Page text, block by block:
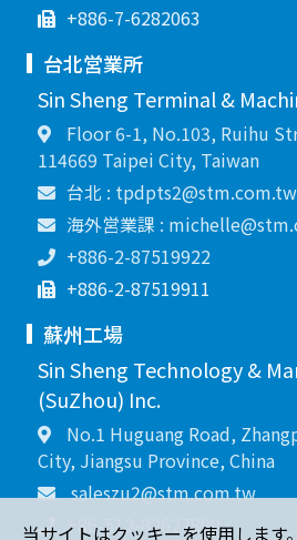
+886-7-6282063
台北営業所
Sin Sheng Terminal &
Floor 6-1, No.103, Ruihu
114669 Taipei City, Taiwan
台北 : tpdpts2@stm.com.tw
海外営業課 :
+886-2-87519922
+886-2-87519911
蘇州工場
Sin Sheng Technology &
(SuZhou) Inc.
No.1 Huguang Road,
City, Jiangsu Province, China
saleszu2@stm.com.tw
+86-512-82627890
当サイトはクッキーを使用します。